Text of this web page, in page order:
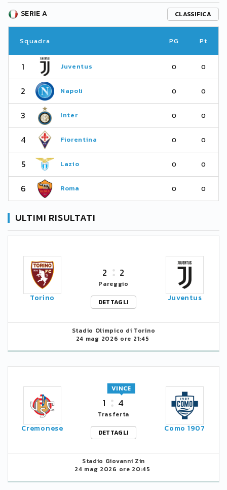
SERIE A CLASSIFICA
Squadra PG Pt
1 Juventus 0 0
2 Napoli 0 0
3 Inter 0 0
4 Fiorentina 0 0
5 Lazio 0 0
6 Roma 0 0
ULTIMI RISULTATI
Torino
2 2
Pareggio
DETTAGLI
Juventus
Stadio Olimpico di Torino
24 mag 2026 ore 21:45
Cremonese
1 4
VINCE
Trasferta
DETTAGLI
Como 1907
Stadio Giovanni Zin
24 mag 2026 ore 20:45